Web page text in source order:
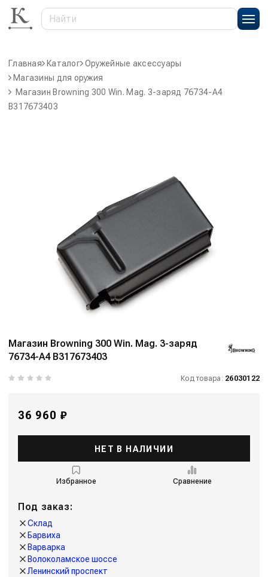
Главная Каталог Оружейные аксессуары
Магазины для оружия
Магазин Browning 300 Win. Mag. 3-заряд 76734-A4
B317673403
Магазин Browning 300 Win. Mag. 3-заряд
76734-A4 B317673403
Код товара: 26030122
36 960 ₽
НЕТ В НАЛИЧИИ
Избранное Сравнение
Под заказ:
Склад
Барвиха
Варварка
Волоколамское шоссе
Ленинский проспект